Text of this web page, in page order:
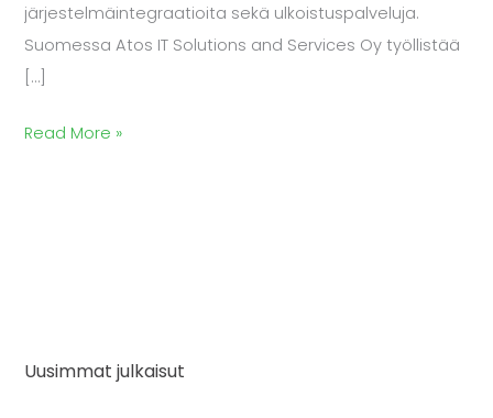
järjestelmäintegraatioita sekä ulkoistuspalveluja.
Suomessa Atos IT Solutions and Services Oy työllistää
[…]
Read More »
Uusimmat julkaisut